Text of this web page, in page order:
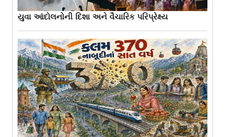
યુવા આંદોલનોની દિશા અને વૈચારિક પરિપ્રેક્ષ્ય